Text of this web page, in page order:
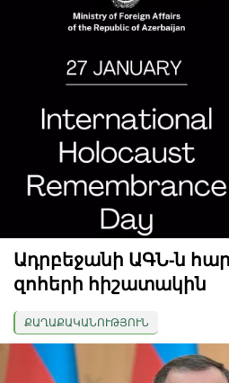
Ադրբեջանի ԱԳՆ-ն
զոհերի հիշատակին
ՔԱՂԱՔԱԿԱՆՈՒԹՅՈՒՆ